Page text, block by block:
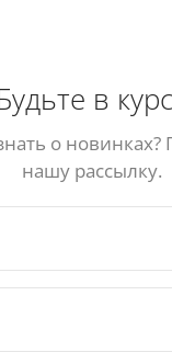
в
о
нашу рассылку.